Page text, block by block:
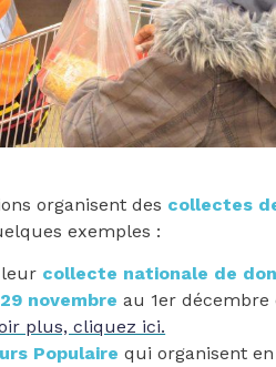
organisent des collectes
exemples :
leur collecte nationale de
novembre au 1er décembre
plus, cliquez ici.
Populaire qui organisent en